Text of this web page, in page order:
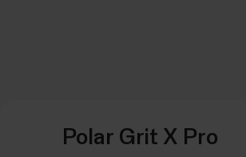
Polar Grit X Pro